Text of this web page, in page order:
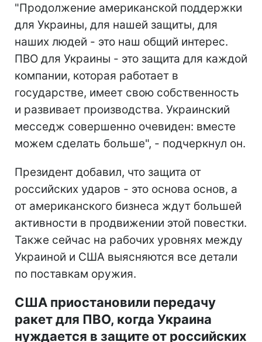
"Продолжение американской поддержки
для Украины, для нашей защиты, для
наших людей - это наш общий интерес.
ПВО для Украины - это защита для каждой
компании, которая работает в
государстве, имеет свою собственность
и развивает производства. Украинский
месседж совершенно очевиден: вместе
можем сделать больше", - подчеркнул он.
Президент добавил, что защита от
российских ударов - это основа основ, а
от американского бизнеса ждут большей
активности в продвижении этой повестки.
Также сейчас на рабочих уровнях между
Украиной и США выясняются все детали
по поставкам оружия.
США приостановили передачу
ракет для ПВО, когда Украина
нуждается в защите от российских